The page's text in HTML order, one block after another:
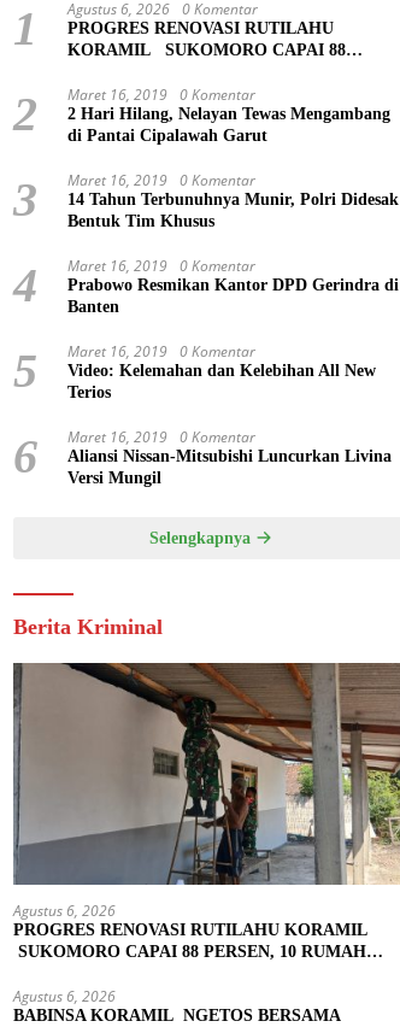
1 Agustus 6, 2026 0 Komentar
PROGRES RENOVASI RUTILAHU
KORAMIL SUKOMORO CAPAI 88
PENYELESAIAN
2 Maret 16, 2019 0 Komentar
2 Hari Hilang, Nelayan Tewas Mengambang
di Pantai Cipalawah Garut
3 Maret 16, 2019 0 Komentar
14 Tahun Terbunuhnya Munir, Polri Didesak
Bentuk Tim Khusus
4 Maret 16, 2019 0 Komentar
Prabowo Resmikan Kantor DPD Gerindra di
Banten
5 Maret 16, 2019 0 Komentar
Video: Kelemahan dan Kelebihan All New
Terios
6 Maret 16, 2019 0 Komentar
Aliansi Nissan-Mitsubishi Luncurkan Livina
Versi Mungil
Selengkapnya
Berita Kriminal
Agustus 6, 2026
PROGRES RENOVASI RUTILAHU KORAMIL
SUKOMORO CAPAI 88 PERSEN, 10 RUMAH
Agustus 6, 2026
BABINSA KORAMIL NGETOS BERSAMA